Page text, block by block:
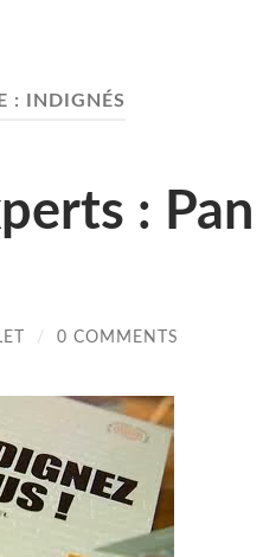
: INDIGNÉS
:
/ 0 COMMENTS